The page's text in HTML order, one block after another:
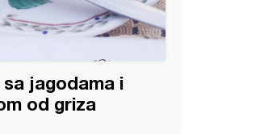
jagodama i
od griza